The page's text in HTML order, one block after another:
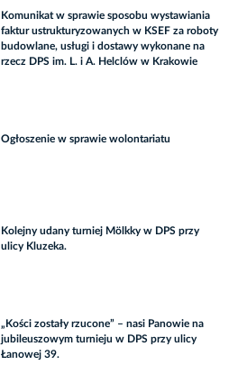
Komunikat w sprawie sposobu wystawiania
faktur ustrukturyzowanych w KSEF za roboty
budowlane, usługi i dostawy wykonane na
rzecz DPS im. L. i A. Helclów w Krakowie
Ogłoszenie w sprawie wolontariatu
Kolejny udany turniej Mölkky w DPS przy
ulicy Kluzeka.
„Kości zostały rzucone” – nasi Panowie na
jubileuszowym turnieju w DPS przy ulicy
Łanowej 39.